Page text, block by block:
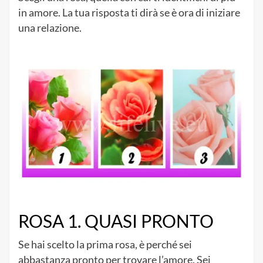
in amore. La tua risposta ti dirà se è ora di iniziare
una relazione.
ROSA 1. QUASI PRONTO
Se hai scelto la prima rosa, è perché sei
abbastanza pronto per trovare l’amore. Sei